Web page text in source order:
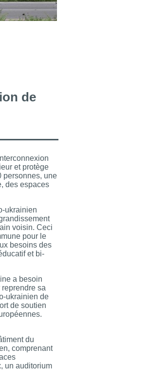
de
et protège
personnes, une
des espaces
ukrainien
voisin. Ceci
pour le
besoins des
et bi-
a besoin
sa
ukrainien de
de soutien
du
comprenant
un auditorium